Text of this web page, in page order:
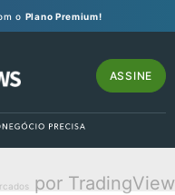
o Plano Premium!
ASSINE
por TradingView